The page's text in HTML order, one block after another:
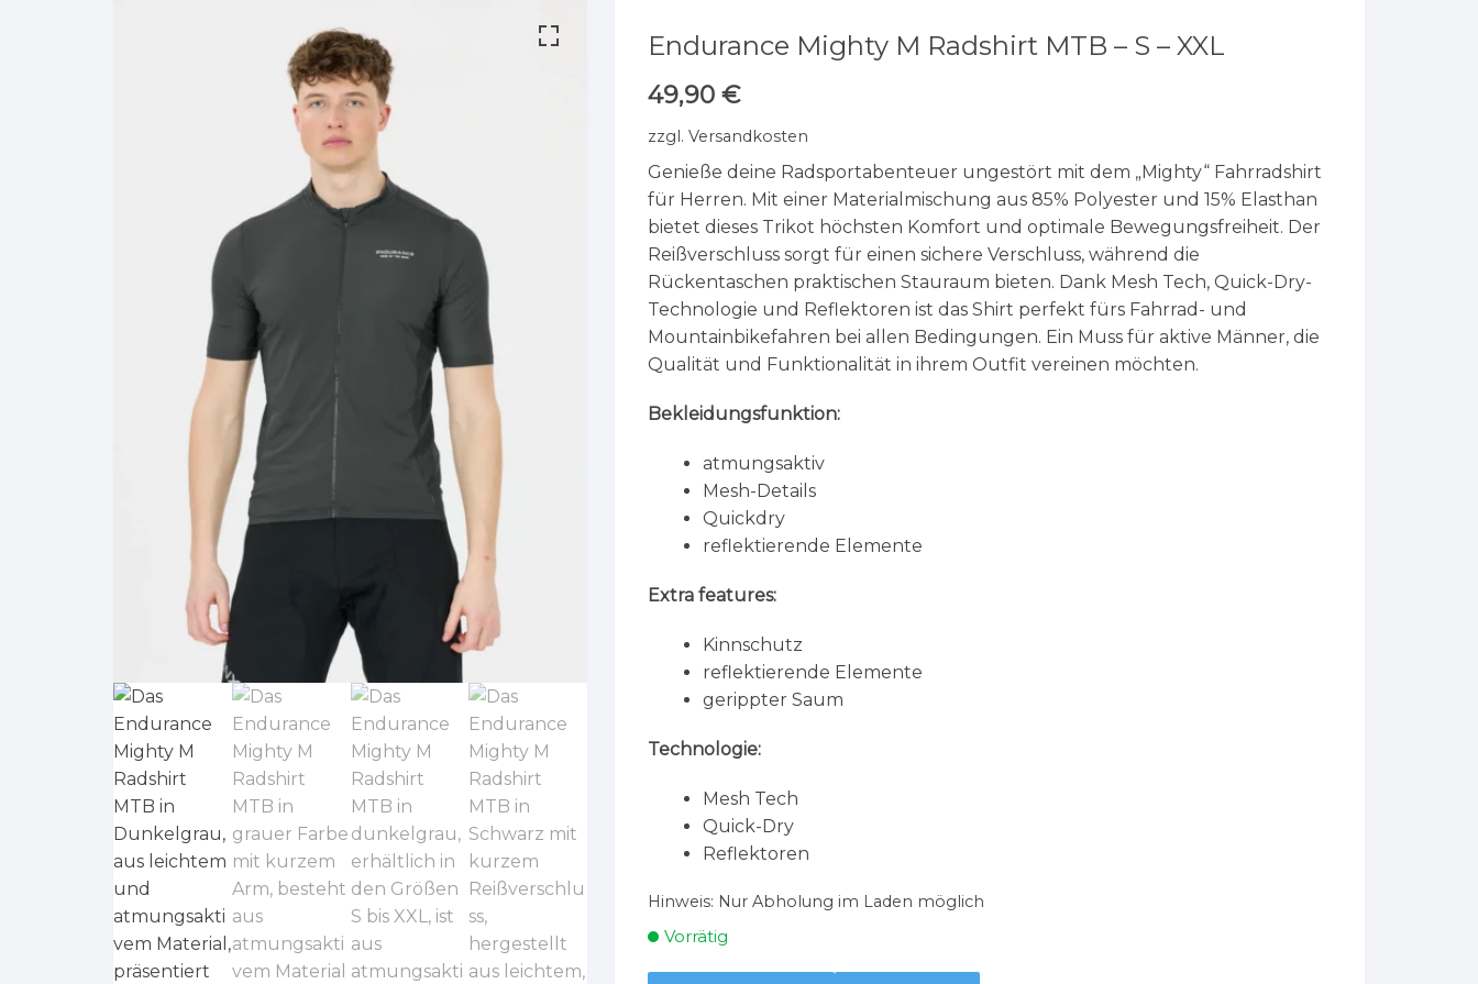
Endurance Mighty M Radshirt MTB – S – XXL
49,90 €
zzgl. Versandkosten
Genieße deine Radsportabenteuer ungestört mit dem „Mighty“ Fahrradshirt
für Herren. Mit einer Materialmischung aus 85% Polyester und 15% Elasthan
bietet dieses Trikot höchsten Komfort und optimale Bewegungsfreiheit. Der
Reißverschluss sorgt für einen sichere Verschluss, während die
Rückentaschen praktischen Stauraum bieten. Dank Mesh Tech, Quick-Dry-
Technologie und Reflektoren ist das Shirt perfekt fürs Fahrrad- und
Mountainbikefahren bei allen Bedingungen. Ein Muss für aktive Männer, die
Qualität und Funktionalität in ihrem Outfit vereinen möchten.
Bekleidungsfunktion:
atmungsaktiv
Mesh-Details
Quickdry
reflektierende Elemente
Extra features:
Kinnschutz
reflektierende Elemente
gerippter Saum
Technologie:
Mesh Tech
Quick-Dry
Reflektoren
Hinweis: Nur Abholung im Laden möglich
Vorrätig